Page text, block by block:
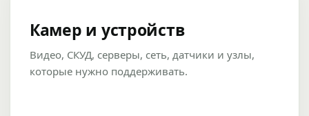
Камер и устройств
Видео, СКУД, серверы, сеть, датчики и узлы,
которые нужно поддерживать.